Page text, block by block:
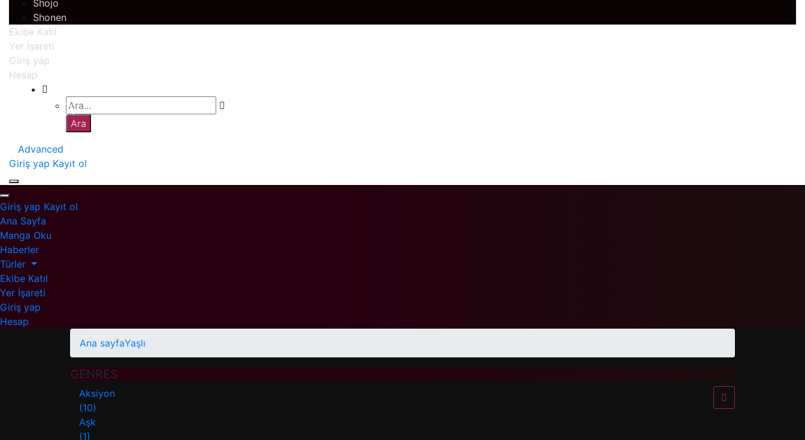
Shojo
Shonen
Ekibe Katıl
Yer İşareti
Giriş yap
Hesap
Advanced
Giriş yap Kayıt ol
Giriş yap Kayıt ol
Ana Sayfa
Manga Oku
Haberler
Türler
Ekibe Katıl
Yer İşareti
Giriş yap
Hesap
Ana sayfaYaşlı
GENRES
Aksiyon
(10)
Aşk
(1)